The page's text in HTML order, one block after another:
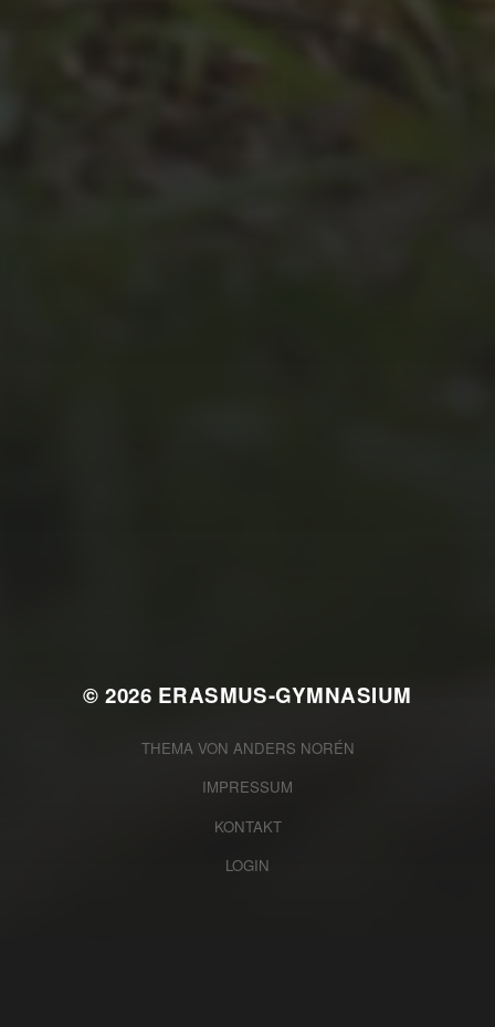
© 2026 ERASMUS-GYMNASIUM
THEMA VON ANDERS NORÉN
IMPRESSUM
KONTAKT
LOGIN